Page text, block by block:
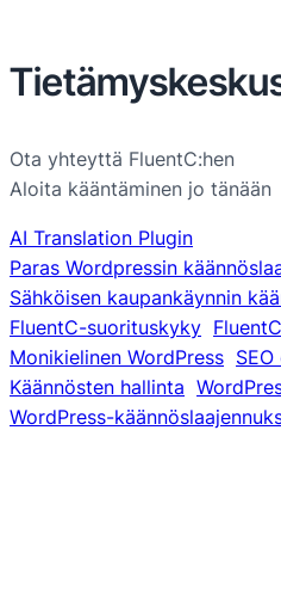
Ota yhteyttä FluentC:hen
Aloita kääntäminen jo tänään
AI Translation Plugin
Paras Wordpressin
Sähköisen kaupankäynnin
FluentC-suorituskyky
Monikielinen WordPress
Käännösten hallinta
WordPress-